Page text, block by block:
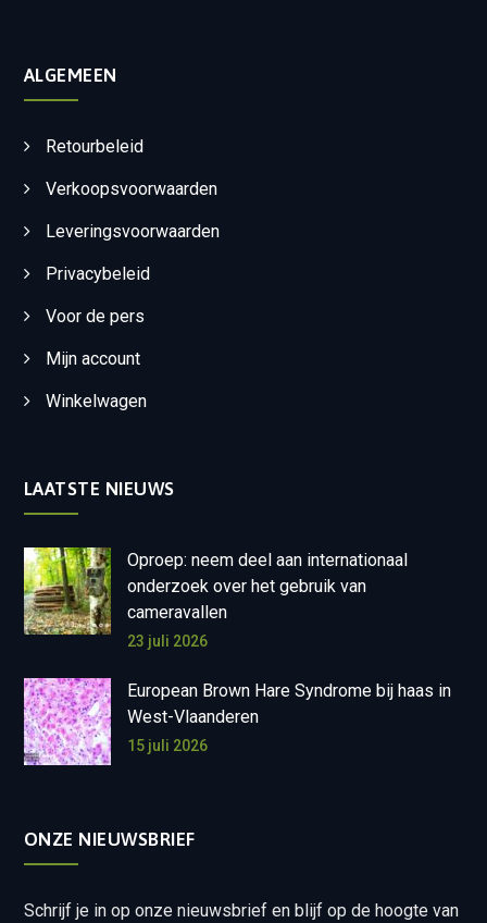
ALGEMEEN
Retourbeleid
Verkoopsvoorwaarden
Leveringsvoorwaarden
Privacybeleid
Voor de pers
Mijn account
Winkelwagen
LAATSTE NIEUWS
Oproep: neem deel aan internationaal
onderzoek over het gebruik van
cameravallen
23 juli 2026
European Brown Hare Syndrome bij haas in
West-Vlaanderen
15 juli 2026
ONZE NIEUWSBRIEF
Schrijf je in op onze nieuwsbrief en blijf op de hoogte van